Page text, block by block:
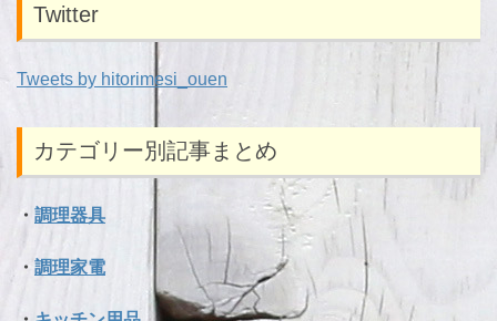
Twitter
Tweets by hitorimesi_ouen
カテゴリー別記事まとめ
・ 調理器具
・ 調理家電